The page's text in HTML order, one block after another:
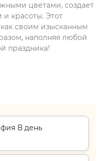
цветами, создает
и красоты. Этот
своим изысканным
наполняя любой
праздника!
В день